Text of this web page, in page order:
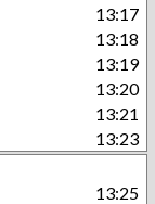
13:17
13:18
13:19
13:20
13:21
13:23
13:25